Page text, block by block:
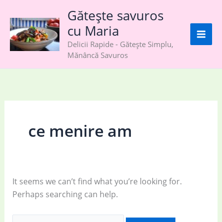
content
Gătește savuros
cu Maria
Delicii Rapide - Gătește Simplu,
Mănâncă Savuros
ce menire am
It seems we can’t find what you’re looking for.
Perhaps searching can help.